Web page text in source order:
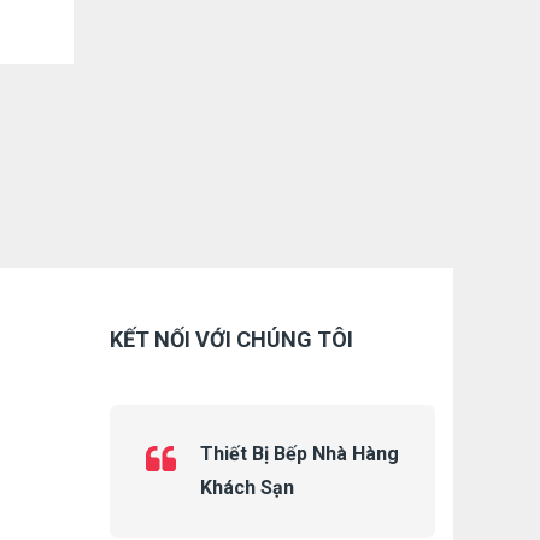
KẾT NỐI VỚI CHÚNG TÔI
Thiết Bị Bếp Nhà Hàng
Khách Sạn